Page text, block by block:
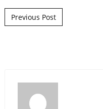
Post navigation
Previous Post